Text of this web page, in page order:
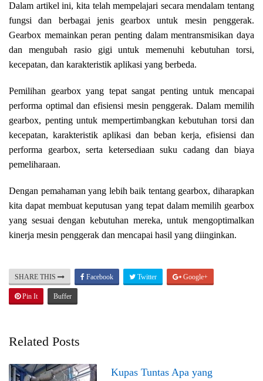
Dalam artikel ini, kita telah mempelajari secara mendalam tentang
fungsi dan berbagai jenis gearbox untuk mesin penggerak.
Gearbox memainkan peran penting dalam mentransmisikan daya
dan mengubah rasio gigi untuk memenuhi kebutuhan torsi,
kecepatan, dan karakteristik aplikasi yang berbeda.
Pemilihan gearbox yang tepat sangat penting untuk mencapai
performa optimal dan efisiensi mesin penggerak. Dalam memilih
gearbox, penting untuk mempertimbangkan kebutuhan torsi dan
kecepatan, karakteristik aplikasi dan beban kerja, efisiensi dan
performa gearbox, serta ketersediaan suku cadang dan biaya
pemeliharaan.
Dengan pemahaman yang lebih baik tentang gearbox, diharapkan
kita dapat membuat keputusan yang tepat dalam memilih gearbox
yang sesuai dengan kebutuhan mereka, untuk mengoptimalkan
kinerja mesin penggerak dan mencapai hasil yang diinginkan.
SHARE THIS Facebook Twitter Google+
Pin It Buffer
Related Posts
Kupas Tuntas Apa yang